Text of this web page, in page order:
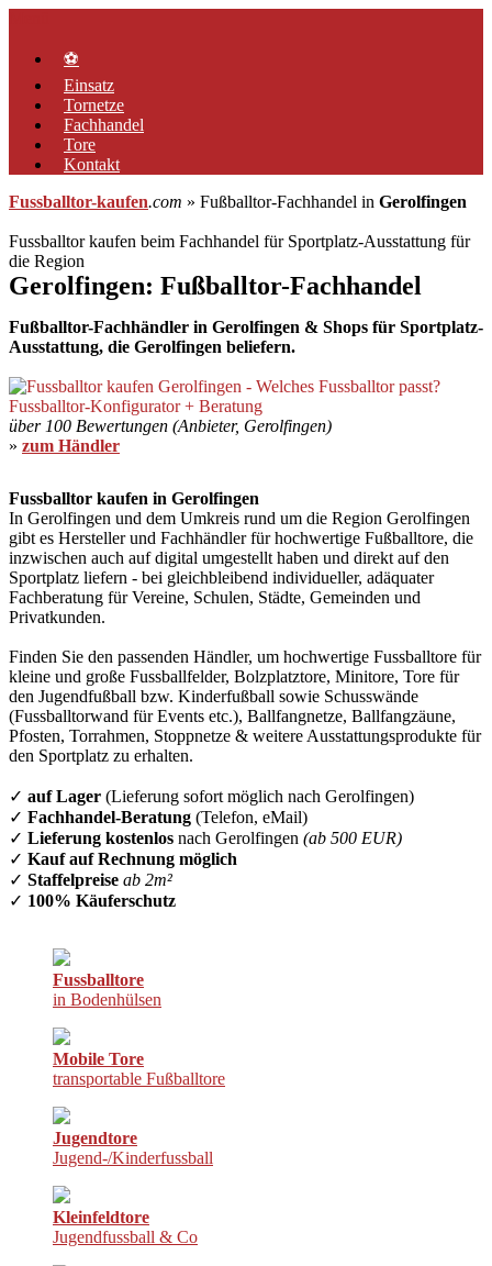
springen⚽
Einsatz
Tornetze
Fachhandel
Tore
Kontakt
Fussballtor-kaufen.com » Fußballtor-Fachhandel in Gerolfingen
Fussballtor kaufen beim Fachhandel für Sportplatz-Ausstattung für
die Region
Gerolfingen: Fußballtor-Fachhandel
Fußballtor-Fachhändler in Gerolfingen & Shops für Sportplatz-
Ausstattung, die Gerolfingen beliefern.
über 100 Bewertungen (Anbieter, Gerolfingen)
» zum Händler
Fussballtor kaufen in Gerolfingen
In Gerolfingen und dem Umkreis rund um die Region Gerolfingen
gibt es Hersteller und Fachhändler für hochwertige Fußballtore, die
inzwischen auch auf digital umgestellt haben und direkt auf den
Sportplatz liefern - bei gleichbleibend individueller, adäquater
Fachberatung für Vereine, Schulen, Städte, Gemeinden und
Privatkunden.
Finden Sie den passenden Händler, um hochwertige Fussballtore für
kleine und große Fussballfelder, Bolzplatztore, Minitore, Tore für
den Jugendfußball bzw. Kinderfußball sowie Schusswände
(Fussballtorwand für Events etc.), Ballfangnetze, Ballfangzäune,
Pfosten, Torrahmen, Stoppnetze & weitere Ausstattungsprodukte für
den Sportplatz zu erhalten.
✓ auf Lager (Lieferung sofort möglich nach Gerolfingen)
✓ Fachhandel-Beratung (Telefon, eMail)
✓ Lieferung kostenlos nach Gerolfingen (ab 500 EUR)
✓ Kauf auf Rechnung möglich
✓ Staffelpreise ab 2m²
✓ 100% Käuferschutz
Fussballtore
in Bodenhülsen
Mobile Tore
transportable Fußballtore
Jugendtore
Jugend-/Kinderfussball
Kleinfeldtore
Jugendfussball & Co